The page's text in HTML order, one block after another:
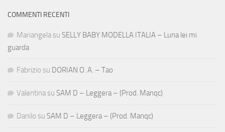
COMMENTI RECENTI
Mariangela su SELLY BABY MODELLA ITALIA – Luna lei mi
guarda
Fabrizio su DORIAN O. A. – Tao
Valentina su SAM D – Leggera – (Prod. Manqc)
Danilo su SAM D – Leggera – (Prod. Manqc)